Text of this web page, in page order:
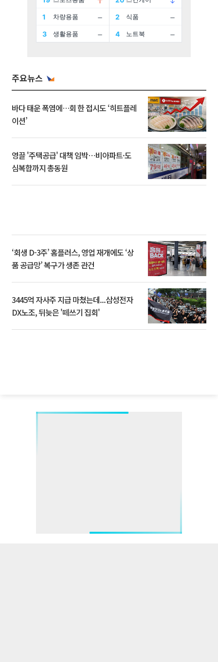
주요뉴스
바다 태운 폭염에…회 한 접시도 ‘히트플레
이션’
영끌 '주택공급' 대책 임박⋯비아파트·도
심복합까지 총동원
‘회생 D-3주’ 홈플러스, 영업 재개에도 ‘상
품 공급망’ 복구가 생존 관건
3445억 자사주 지급 마쳤는데...삼성전자
DX노조, 뒤늦은 '떼쓰기 집회'